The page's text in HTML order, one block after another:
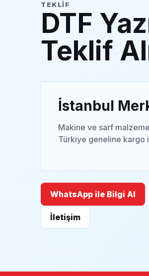
TEKLIF
DTF
Teklif
İstanbul
Makine ve sarf
Türkiye geneline kargo
WhatsApp ile Bilgi Al
İletişim